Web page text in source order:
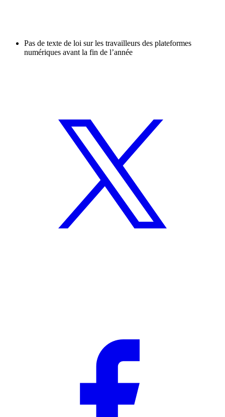
Pas de texte de loi sur les travailleurs des plateformes
numériques avant la fin de l’année